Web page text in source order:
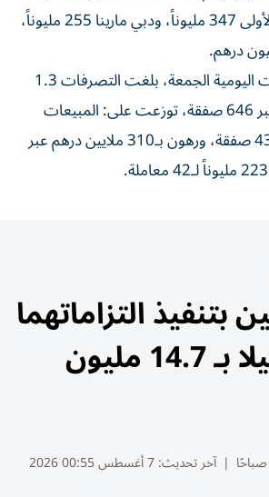
دبي الطبية المرحلة الأولى 347 مليوناً، ودبي مارينا 255 مليوناً،
وعلى صعيد التداولات اليومية الجمعة، بلغت التصرفات 1.3
مليار درهم، نتجت عبر 646 صفقة، توزعت على: المبيعات
بـ789 مليوناً جراء 436 صفقة، ورهون بـ310 ملايين درهم عبر
بتنفيذ التزاماتهما
لمشتري فيلا بـ 14.7 مليون
| آخر تحديث:7 أغسطس 00:55 2026